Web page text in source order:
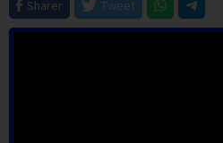
Sharer
Tweet